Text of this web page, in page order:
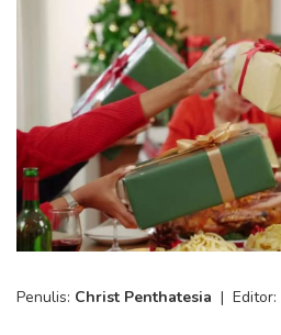
Penulis: Christ Penthatesia | Editor: